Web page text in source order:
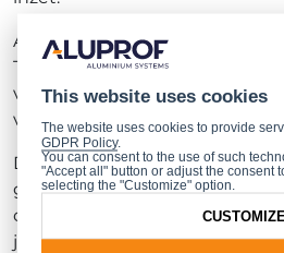
Aluprof viel op door twee
Tomasz Grela werd opnieuw
vooraanstaande figuur in de
van Aluprof als "Bouwbedrijf
Deze onderscheidingen
gezamenlijke inspanning en
ons team, wiens harde werk
jury van "Builder".
This website uses cookies
The website uses cookies to provide
GDPR Policy.
You can consent to the use of such
"Accept all" button or adjust the consent
selecting the "Customize" option.
CUSTOMIZE